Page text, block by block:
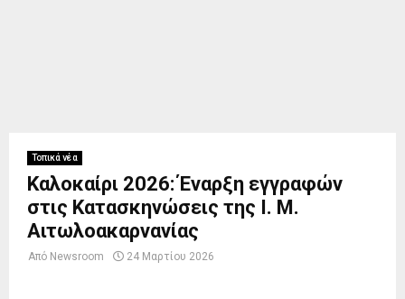
Τοπικά νέα
Καλοκαίρι 2026: Έναρξη εγγραφών
στις Κατασκηνώσεις της Ι. Μ.
Αιτωλοακαρνανίας
Από Newsroom 24 Μαρτίου 2026